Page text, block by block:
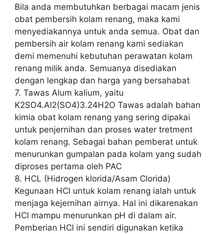
Bila anda membutuhkan berbagai macam jenis
obat pembersih kolam renang, maka kami
menyediakannya untuk anda semua. Obat dan
pembersih air kolam renang kami sediakan
demi memenuhi kebutuhan perawatan kolam
renang milik anda. Semuanya disediakan
dengan lengkap dan harga yang bersahabat
7. Tawas Alum kalium, yaitu
K2SO4.Al2(SO4)3.24H2O Tawas adalah bahan
kimia obat kolam renang yang sering dipakai
untuk penjernihan dan proses water tretment
kolam renang. Sebagai bahan pemberat untuk
menurunkan gumpalan pada kolam yang sudah
diproses pertama oleh PAC
8. HCL (Hidrogen klorida/Asam Clorida)
Kegunaan HCl untuk kolam renang ialah untuk
menjaga kejernihan airnya. Hal ini dikarenakan
HCl mampu menurunkan pH di dalam air.
Pemberian HCl ini sendiri digunakan ketika